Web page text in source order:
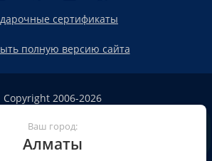
сертификаты
полную версию сайта
Copyright 2006-2026
является публичной офертой
соглашение
Ваш город:
Алматы